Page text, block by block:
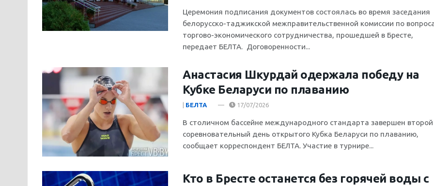
Церемония подписания документов состоялась во время заседания
белорусско-таджикской межправительственной комиссии по
торгово-экономического сотрудничества, прошедшей в Бресте,
передает БЕЛТА. Договоренности...
Анастасия Шкурдай одержала победу на
Кубке Беларуси по плаванию
| БЕЛТА 17/07/2026
В столичном бассейне международного стандарта завершен второй
соревновательный день открытого Кубка Беларуси по плаванию,
сообщает корреспондент БЕЛТА. Участие в турнире...
Кто в Бресте останется без горячей воды с